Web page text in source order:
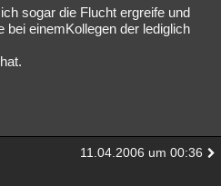
sogar die Flucht ergreife und
einemKollegen der lediglich
11.04.2006 um 00:36